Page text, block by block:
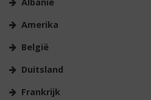
Amerika
België
Duitsland
Frankrijk